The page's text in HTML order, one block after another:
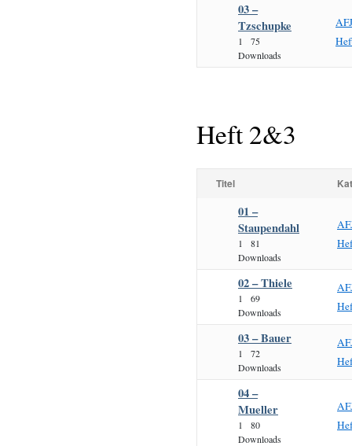
03 –
Tzschupke
1
75
Downloads
Heft 2&3
Titel
01 –
Staupendahl
1
81
Downloads
02 – Thiele
1
69
Downloads
03 – Bauer
1
72
Downloads
04 –
Mueller
1
80
Downloads